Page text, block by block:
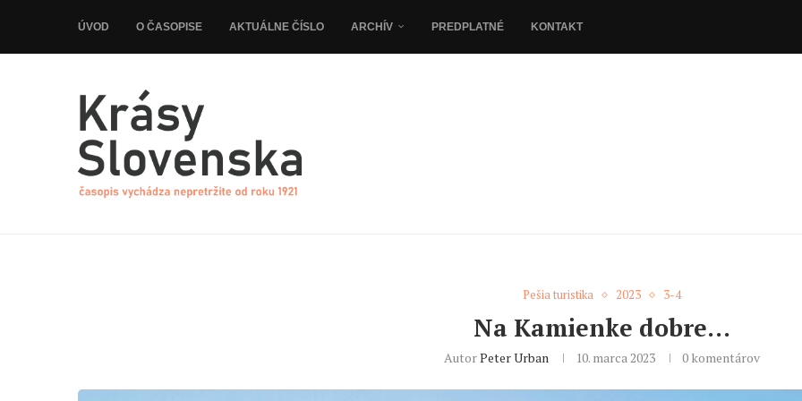
ÚVOD O ČASOPISE AKTUÁLNE ČÍSLO ARCHÍV PREDPLATNÉ KONTAKT
Pešia turistika 2023 3-4
Na Kamienke dobre…
AutorPeter Urban 10. marca 2023 0 komentárov